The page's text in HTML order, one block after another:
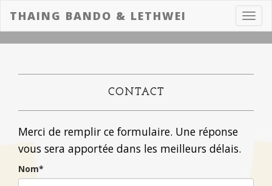
THAING BANDO & LETHWEI
CONTACT
Merci de remplir ce formulaire. Une réponse
vous sera apportée dans les meilleurs délais.
Nom*